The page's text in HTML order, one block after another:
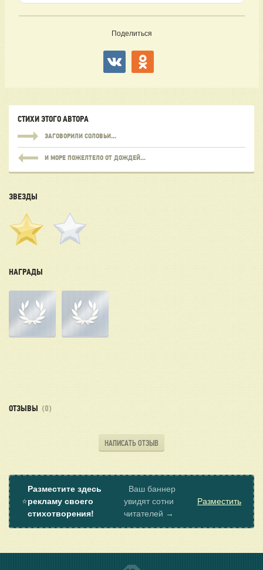
Поделиться
СТИХИ ЭТОГО АВТОРА
ЗАГОВОРИЛИ СОЛОВЬИ...
И МОРЕ ПОЖЕЛТЕЛО ОТ ДОЖДЕЙ...
ЗВЕЗДЫ
НАГРАДЫ
ОТЗЫВЫ (0)
НАПИСАТЬ ОТЗЫВ
⭐
Разместите здесь
рекламу своего
стихотворения!
Ваш баннер
увидят сотни
читателей →
Разместить